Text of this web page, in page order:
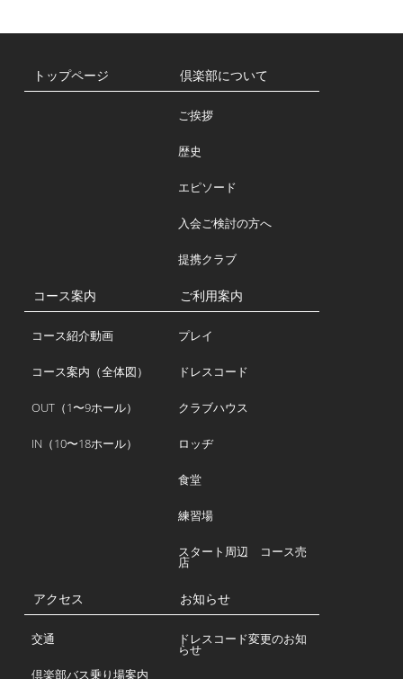
トップページ 倶楽部について
ご挨拶
歴史
エピソード
入会ご検討の方へ
提携クラブ
コース案内
コース紹介動画
コース案内（全体図）
OUT（1〜9ホール）
IN（10〜18ホール）
ご利用案内
プレイ
ドレスコード
クラブハウス
ロッヂ
食堂
練習場
スタート周辺 コース売
店
アクセス
交通
倶楽部バス乗り場案内
お知らせ
ドレスコード変更のお知
らせ